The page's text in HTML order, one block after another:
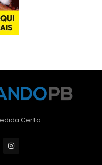
Certa